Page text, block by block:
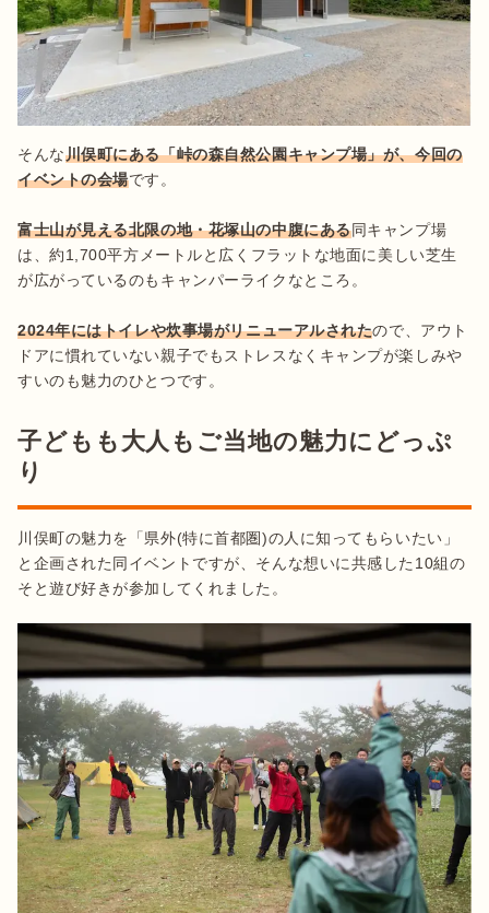
そんな川俣町にある「峠の森自然公園キャンプ場」が、今回の
イベントの会場です。
富士山が見える北限の地・花塚山の中腹にある同キャンプ場
は、約1,700平方メートルと広くフラットな地面に美しい芝生
が広がっているのもキャンパーライクなところ。
2024年にはトイレや炊事場がリニューアルされたので、アウト
ドアに慣れていない親子でもストレスなくキャンプが楽しみや
すいのも魅力のひとつです。
子どもも大人もご当地の魅力にどっぷ
り
川俣町の魅力を「県外(特に首都圏)の人に知ってもらいたい」
と企画された同イベントですが、そんな想いに共感した10組の